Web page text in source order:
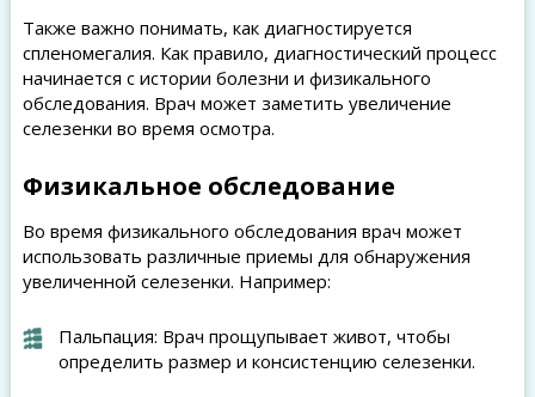
Также важно понимать, как диагностируется
спленомегалия. Как правило, диагностический процесс
начинается с истории болезни и физикального
обследования. Врач может заметить увеличение
селезенки во время осмотра.
Физикальное обследование
Во время физикального обследования врач может
использовать различные приемы для обнаружения
увеличенной селезенки. Например:
Пальпация: Врач прощупывает живот, чтобы
определить размер и консистенцию селезенки.